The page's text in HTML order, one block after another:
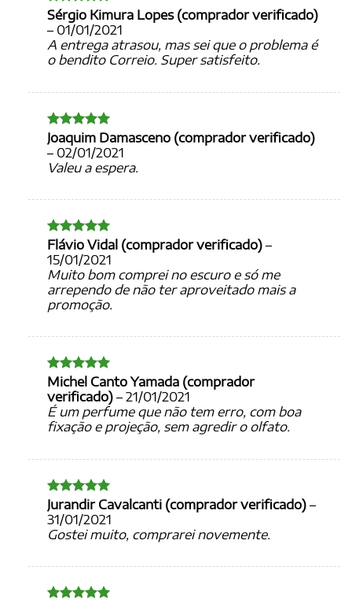
Avaliação5
de 5
Sérgio Kimura Lopes (comprador verificado)
– 01/01/2021
A entrega atrasou, mas sei que o problema é
o bendito Correio. Super satisfeito.
Avaliação5
de 5
Joaquim Damasceno (comprador verificado)
– 02/01/2021
Valeu a espera.
Avaliação5
de 5
Flávio Vidal (comprador verificado) –
15/01/2021
Muito bom comprei no escuro e só me
arrependo de não ter aproveitado mais a
promoção.
Avaliação5
de 5
Michel Canto Yamada (comprador
verificado) – 21/01/2021
É um perfume que não tem erro, com boa
fixação e projeção, sem agredir o olfato.
Avaliação5
de 5
Jurandir Cavalcanti (comprador verificado) –
31/01/2021
Gostei muito, comprarei novemente.